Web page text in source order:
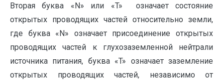
Вторая буква «N» или «T» означает состояние
открытых проводящих частей относительно земли,
где буква «N» означает присоединение открытых
проводящих частей к глухозаземленной нейтрали
источника питания, буква «T» означает заземление
открытых проводящих частей, независимо от